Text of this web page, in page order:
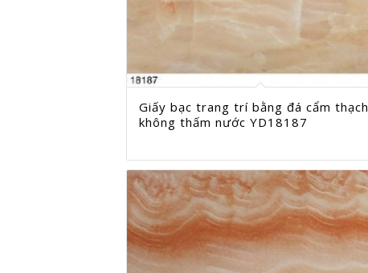
Giấy bạc trang trí bằng đá cẩm thạch
không thấm nước YD18187